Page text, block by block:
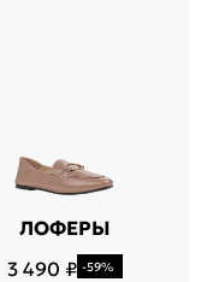
ЛОФЕРЫ
3 490 ₽ -59%